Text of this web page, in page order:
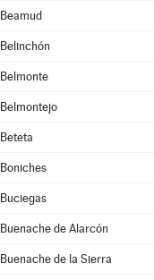
Beamud
Belinchón
Belmonte
Belmontejo
Beteta
Boniches
Buciegas
Buenache de Alarcón
Buenache de la Sierra